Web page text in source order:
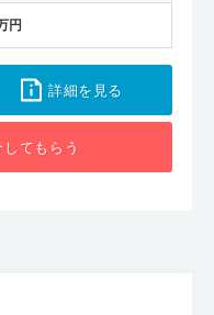
円
詳細を見る
してもらう